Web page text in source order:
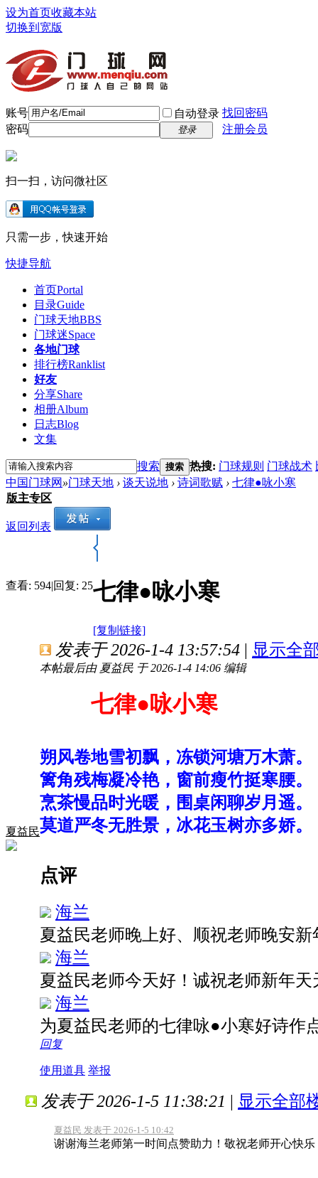
设为首页收藏本站
切换到宽版
账号 自动登录 找回密码
密码
登录 注册会员
扫一扫，访问微社区
只需一步，快速开始
快捷导航
首页Portal
目录Guide
门球天地BBS
门球迷Space
各地门球
排行榜Ranklist
好友
分享Share
相册Album
日志Blog
文集
搜索 搜索 热搜: 门球规则 门球战术
中国门球网 »门球天地 › 谈天说地 › 诗词歌赋 › 七律●咏小寒
版主专区
返回列表
查看: 594|回复: 25七律●咏小寒
[复制链接]
夏益民
发表于 2026-1-4 13:57:54 | 显示全
本帖最后由 夏益民 于 2026-1-4 14:06 编辑
七律●咏小寒
朔风卷地雪初飘，冻锁河塘万木萧。
篱角残梅凝冷艳，窗前瘦竹挺寒腰。
烹茶慢品时光暖，围桌闲聊岁月遥。
莫道严冬无胜景，冰花玉树亦多娇。
点评
海兰
夏益民老师晚上好、顺祝老师晚安
海兰
夏益民老师今天好！诚祝老师新年
海兰
为夏益民老师的七律咏●小寒好诗作
回复
使用道具 举报
发表于 2026-1-5 11:38:21 | 显示全部
夏益民 发表于 2026-1-5 10:42
谢谢海兰老师第一时间点赞助力！敬祝老师开心快